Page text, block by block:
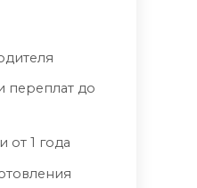
переплат до
от 1 года